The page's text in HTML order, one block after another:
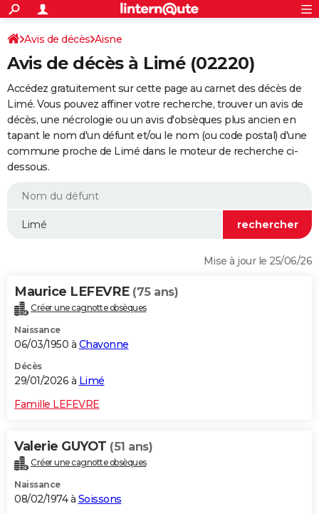
ACTUALITÉS
Politique
Société
Faits Divers
Education
Monde
Villes
+
SPORT
Coupe du monde 2026
Football
Tennis
Cyclisme
Rugby
Forum
Programme TV
TNTStreaming
Cinéma
Sorties cinéma
Musique
+FINANCE
Retraite
Epargne
Immobilier
Risques naturels par ville
Assurance
AUTO
Essais
Réserver un essai
Citadines
Berlines
SUV
Forum auto
+
HIGH-TECH
BRICOLAGE
WEEK-END
Alimentation
Guide de la santé
Maladies
Médicaments
Sommeil
VOYAGE
Destinations
City break
Voyage nature
Voyage de noces
Forum
Climat
+PHOTO
GUIDES D'ACHAT
Carte de Noël
Carte Bonne année
Carte Saint-Valentin
Carte Pâques
Carte d'anniversaire
DICTIONNAIRE
Dictionnaire
Biographies
Citations
Expressions
Proverbes
PROGRAMME TV
Avis de décès Aisne
Avis de décès à Limé (02220)
Accédez gratuitement sur cette page au carnet des décès de
Limé. Vous pouvez affiner votre recherche, trouver un avis de
décès, une nécrologie ou un avis d'obsèques plus ancien en
tapant le nom d'un défunt et/ou le nom (ou code postal) d'une
commune proche de Limé dans le moteur de recherche ci-
dessous.
Mise à jour le 25/06/26
Maurice LEFEVRE (75 ans)
Créer une cagnotte obsèques
Naissance
06/03/1950 à Chavonne
Décès
29/01/2026 à Limé
Famille LEFEVRE
Valerie GUYOT (51 ans)
Créer une cagnotte obsèques
Naissance
08/02/1974 à Soissons